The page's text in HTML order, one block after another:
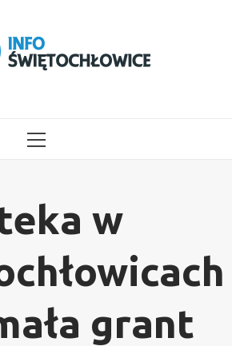
MENU
w
grant